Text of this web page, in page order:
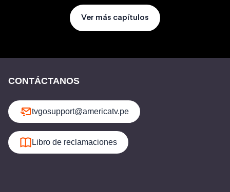
Ver más capítulos
CONTÁCTANOS
tvgosupport@americatv.pe
Libro de reclamaciones